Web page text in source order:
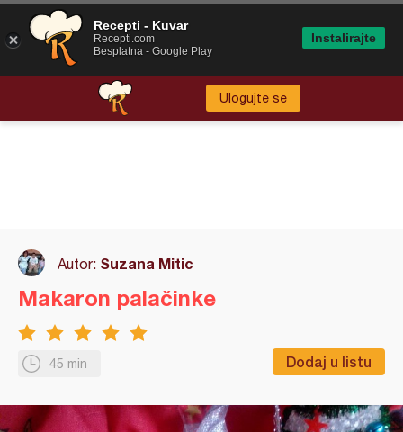
Ulogujte se
Autor: Suzana Mitic
45 min Dodaj u listu
Makaron palačinke
Recepti - Kuvar
Recepti.com
Besplatna - Google Play
Instalirajte